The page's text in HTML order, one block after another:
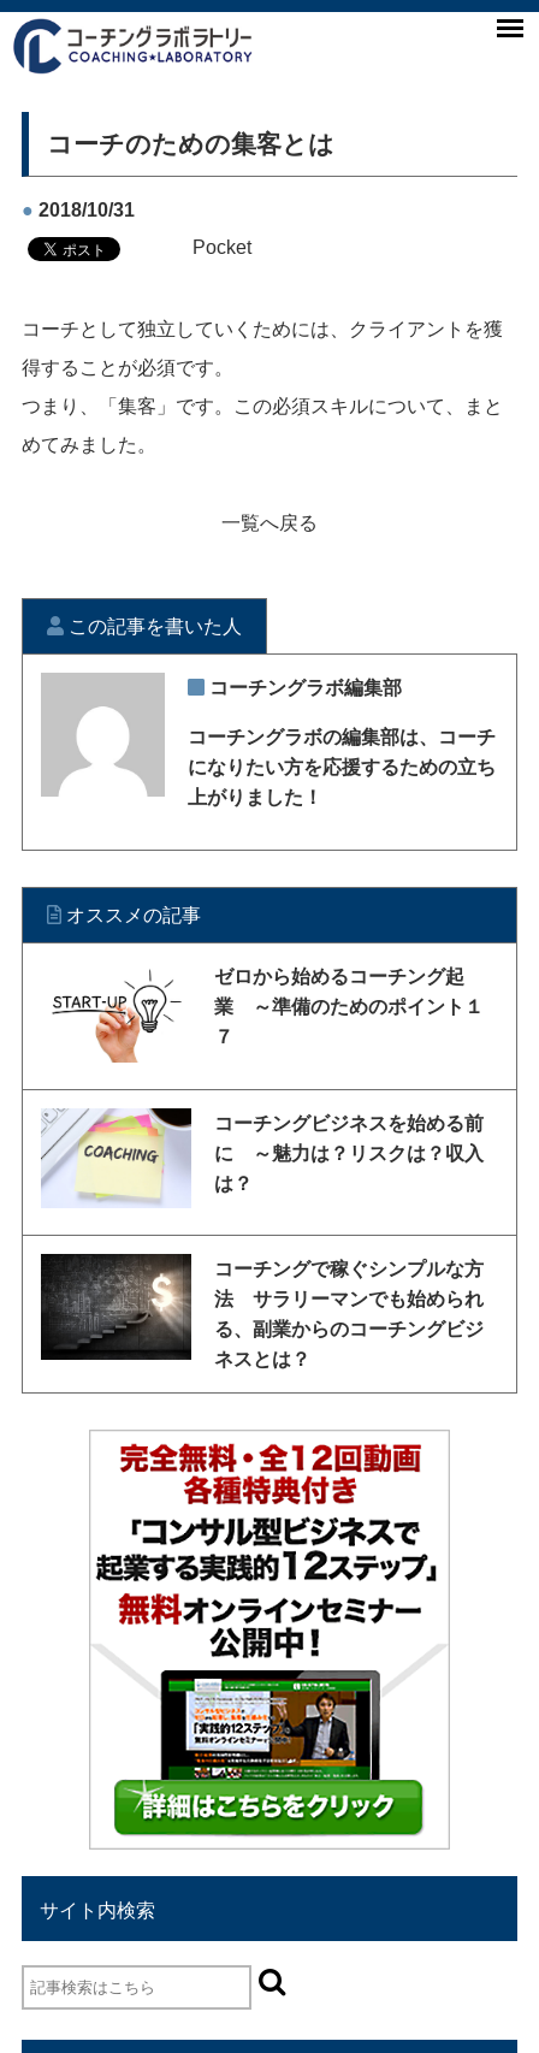
コーチのための集客とは
● 2018/10/31
Pocket
コーチとして独立していくためには、クライアントを獲
得することが必須です。
つまり、「集客」です。この必須スキルについて、まと
めてみました。
一覧へ戻る
この記事を書いた人
コーチングラボ編集部
コーチングラボの編集部は、コーチ
になりたい方を応援するための立ち
上がりました！
オススメの記事
ゼロから始めるコーチング起
業 ～準備のためのポイント１
７
コーチングビジネスを始める前
に ～魅力は？リスクは？収入
は？
コーチングで稼ぐシンプルな方
法 サラリーマンでも始められ
る、副業からのコーチングビジ
ネスとは？
サイト内検索